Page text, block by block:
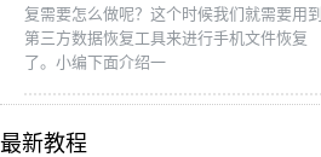
复需要怎么做呢？这个时候我们就需要用到
第三方数据恢复工具来进行手机文件恢复
了。小编下面介绍一
最新教程